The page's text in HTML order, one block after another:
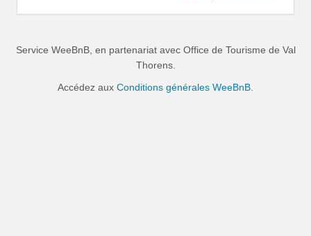
Service WeeBnB, en partenariat avec Office de Tourisme de Val
Thorens.
Accédez aux Conditions générales WeeBnB.